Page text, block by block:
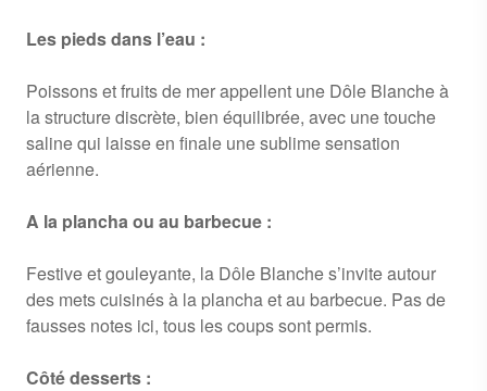
Les pieds dans l’eau :
Poissons et fruits de mer appellent une Dôle Blanche à
la structure discrète, bien équilibrée, avec une touche
saline qui laisse en finale une sublime sensation
aérienne.
A la plancha ou au barbecue :
Festive et gouleyante, la Dôle Blanche s’invite autour
des mets cuisinés à la plancha et au barbecue. Pas de
fausses notes ici, tous les coups sont permis.
Côté desserts :